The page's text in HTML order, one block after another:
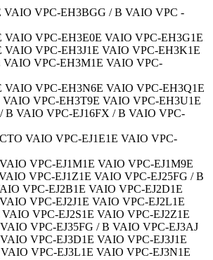
VAIO VPC-EH3BGG / B VAIO VPC -
VAIO VPC-EH3E0E VAIO VPC-EH3G1E
VAIO VPC-EH3J1E VAIO VPC-EH3K1E
VPC-EH3M1E VAIO VPC-
VAIO VPC-EH3N6E VAIO VPC-EH3Q1E
VPC-EH3T9E VAIO VPC-EH3U1E
B VAIO VPC-EJ16FX / B VAIO VPC-
VAIO VPC-EJ1E1E VAIO VPC-
VPC-EJ1M1E VAIO VPC-EJ1M9E
VPC-EJ1Z1E VAIO VPC-EJ25FG / B
VPC-EJ2B1E VAIO VPC-EJ2D1E
VPC-EJ2J1E VAIO VPC-EJ2L1E
VPC-EJ2S1E VAIO VPC-EJ2Z1E
VPC-EJ35FG / B VAIO VPC-EJ3AJ
VPC-EJ3D1E VAIO VPC-EJ3J1E
VPC-EJ3L1E VAIO VPC-EJ3N1E